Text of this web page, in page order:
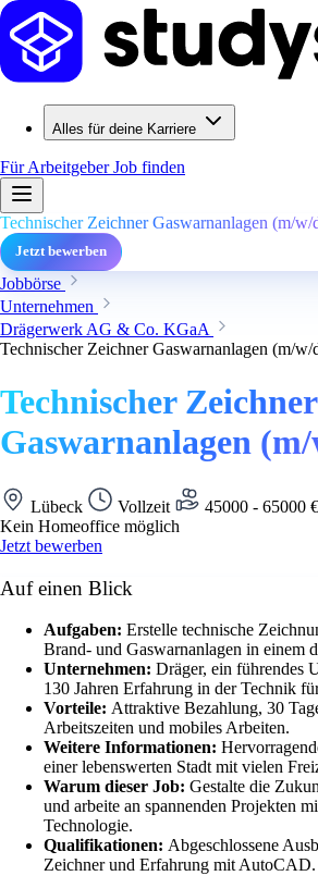
Alles für deine Karriere
Für ArbeitgeberJob finden
Technischer Zeichner Gaswarnanlagen (m/w/
Jetzt bewerben
Jobbörse
Unternehmen
Drägerwerk AG & Co. KGaA
Technischer Zeichner Gaswarnanlagen (m/w/
Technischer Zeichner
Gaswarnanlagen
Lübeck Vollzeit
45000 - 65000
Kein Homeoffice möglich
Jetzt bewerben
Auf einen Blick
Aufgaben: Erstelle technische
Brand- und Gaswarnanlagen in einem
Unternehmen: Dräger, ein führendes
130 Jahren Erfahrung in der Technik
Vorteile: Attraktive Bezahlung, 30
Arbeitszeiten und mobiles Arbeiten.
Weitere Informationen:
einer lebenswerten Stadt mit vielen
Warum dieser Job: Gestalte die
und arbeite an spannenden Projekten
Technologie.
Qualifikationen: Abgeschlossene
Zeichner und Erfahrung mit AutoCAD.